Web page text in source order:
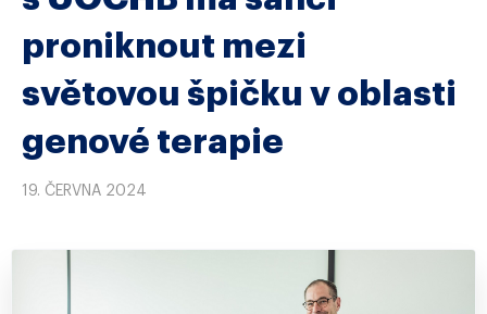
proniknout mezi
světovou špičku v oblasti
genové terapie
19. ČERVNA 2024